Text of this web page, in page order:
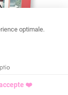
optimale.
❤️